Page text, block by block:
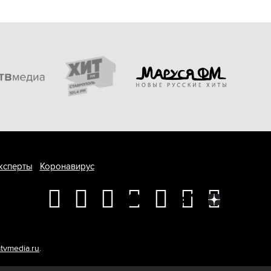
Коронавирус
.